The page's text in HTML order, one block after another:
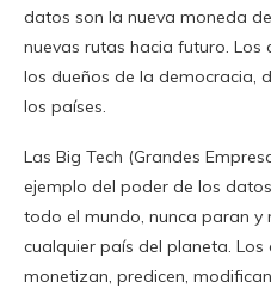
datos son la nueva moneda
nuevas rutas hacia futuro. Los
los dueños de la democracia,
los países.
Las Big Tech (Grandes
ejemplo del poder de los
todo el mundo, nunca paran y
cualquier país del planeta. Los
monetizan, predicen,